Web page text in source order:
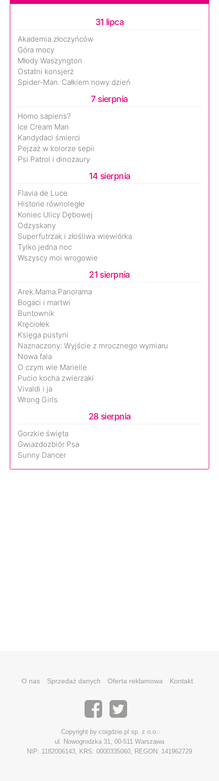
31 lipca
Akademia złoczyńców
Góra mocy
Młody Waszyngton
Ostatni konsjerż
Spider-Man. Całkiem nowy dzień
7 sierpnia
Homo sapiens?
Ice Cream Man
Kandydaci śmierci
Pejzaż w kolorze sepii
Psi Patrol i dinozaury
14 sierpnia
Flavia de Luce
Historie równoległe
Koniec Ulicy Dębowej
Odzyskany
Superfutrzak i złośliwa wiewiórka
Tylko jedna noc
Wszyscy moi wrogowie
21 sierpnia
Arek.Mama.Panorama
Bogaci i martwi
Buntownik
Kręciołek
Księga pustyni
Naznaczony: Wyjście z mrocznego wymiaru
Nowa fala
O czym wie Marielle
Pucio kocha zwierzaki
Vivaldi i ja
Wrong Girls
28 sierpnia
Gorzkie święta
Gwiazdozbiór Psa
Sunny Dancer
O nas Sprzedaż danych Oferta reklamowa Kontakt
Copyright by coigdzie.pl sp. z o.o.
ul. Nowogrodzka 31, 00-511 Warszawa
NIP: 1182006143, KRS: 0000335060, REGON: 141962729